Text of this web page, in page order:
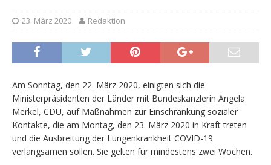
23. März 2020 Redaktion
Am Sonntag, den 22. März 2020, einigten sich die
Ministerpräsidenten der Länder mit Bundeskanzlerin Angela
Merkel, CDU, auf Maßnahmen zur Einschränkung sozialer
Kontakte, die am Montag, den 23. März 2020 in Kraft treten
und die Ausbreitung der Lungenkrankheit COVID-19
verlangsamen sollen. Sie gelten für mindestens zwei Wochen.